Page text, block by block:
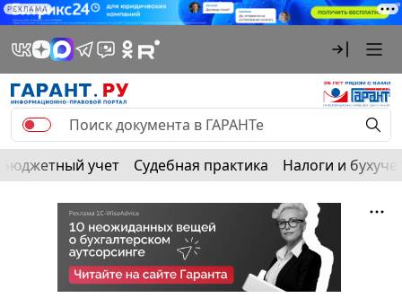
РЕКЛАМА
Бюджетный учет Судебная практика Налоги и